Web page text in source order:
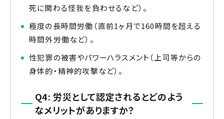
死に関わる怪我を負わせるなど）。
極度の長時間労働（直前1ヶ月で160時間を超える
時間外労働など）。
性犯罪の被害やパワーハラスメント（上司等からの
身体的・精神的攻撃など）。
Q4: 労災として認定されるとどのよう
なメリットがありますか？